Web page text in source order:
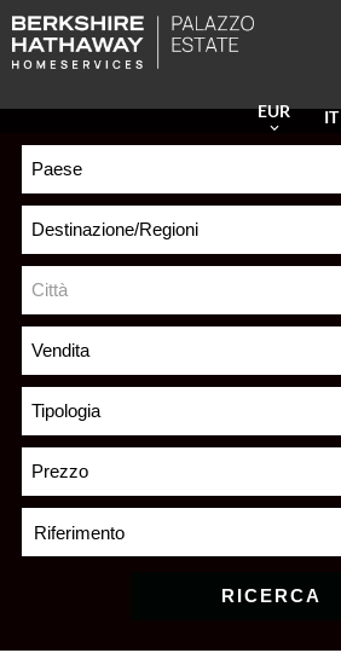
IT
EUR
Paese
Destinazione/Regioni
Città
Vendita
Tipologia
Prezzo
RICERCA